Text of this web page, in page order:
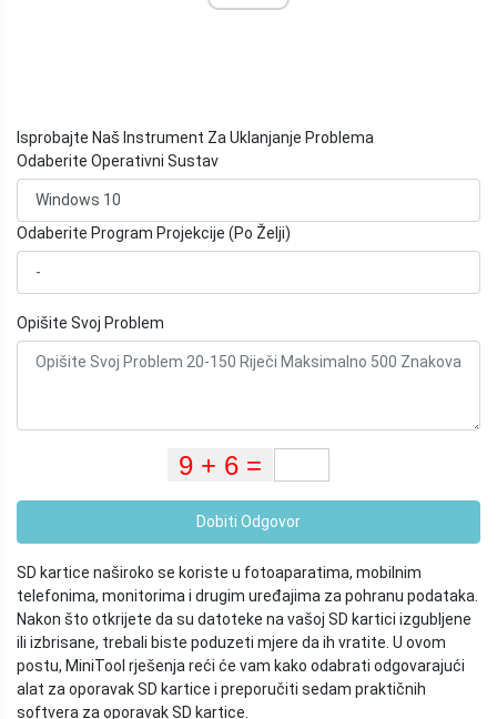
Isprobajte Naš Instrument Za Uklanjanje Problema
Odaberite Operativni Sustav
Odaberite Program Projekcije (Po Želji)
Opišite Svoj Problem
Dobiti Odgovor
SD kartice naširoko se koriste u fotoaparatima, mobilnim
telefonima, monitorima i drugim uređajima za pohranu podataka.
Nakon što otkrijete da su datoteke na vašoj SD kartici izgubljene
ili izbrisane, trebali biste poduzeti mjere da ih vratite. U ovom
postu, MiniTool rješenja reći će vam kako odabrati odgovarajući
alat za oporavak SD kartice i preporučiti sedam praktičnih
softvera za oporavak SD kartice.